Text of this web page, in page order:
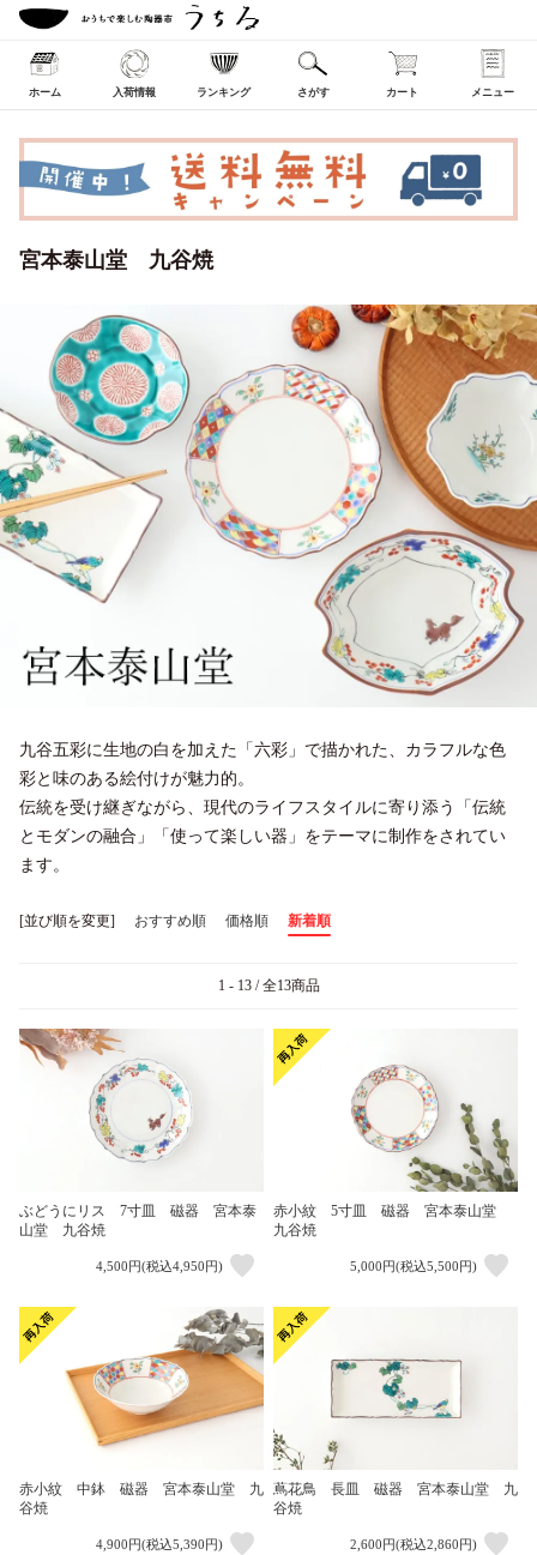
ホーム 入荷情報 ランキング さがす カート メニュー
宮本泰山堂 九谷焼
九谷五彩に生地の白を加えた「六彩」で描かれた、カラフルな色
彩と味のある絵付けが魅力的。
伝統を受け継ぎながら、現代のライフスタイルに寄り添う「伝統
とモダンの融合」「使って楽しい器」をテーマに制作をされてい
ます。
[並び順を変更] おすすめ順 価格順 新着順
1 - 13 / 全13商品
ぶどうにリス 7寸皿 磁器 宮本泰
山堂 九谷焼
4,500円(税込4,950円)
赤小紋 5寸皿 磁器 宮本泰山堂
九谷焼
5,000円(税込5,500円)
赤小紋 中鉢 磁器 宮本泰山堂 九
谷焼
4,900円(税込5,390円)
蔦花鳥 長皿 磁器 宮本泰山堂 九
谷焼
2,600円(税込2,860円)